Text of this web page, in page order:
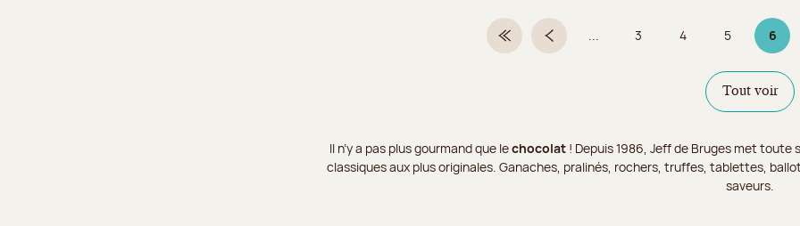
Première pagePage précédente
... Page
3 Page
4 Page
5 6Page
Tout voir
Il n’y a pas plus gourmand que lechocolat! Depuis 1986, Jeff de Bruges met toute
classiques aux plus originales. Ganaches, pralinés, rochers, truffes, tablettes,
saveurs.